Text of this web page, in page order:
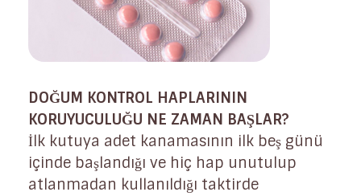
DOĞUM KONTROL HAPLARININ
KORUYUCULUĞU NE ZAMAN BAŞLAR?
İlk kutuya adet kanamasının ilk beş günü
içinde başlandığı ve hiç hap unutulup
atlanmadan kullanıldığı taktirde